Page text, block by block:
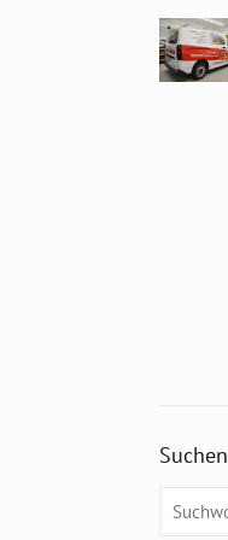
Suchen